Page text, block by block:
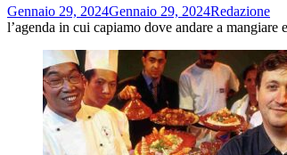
Gennaio 29, 2024Gennaio 29, 2024Redazione
l’agenda in cui capiamo dove andare a